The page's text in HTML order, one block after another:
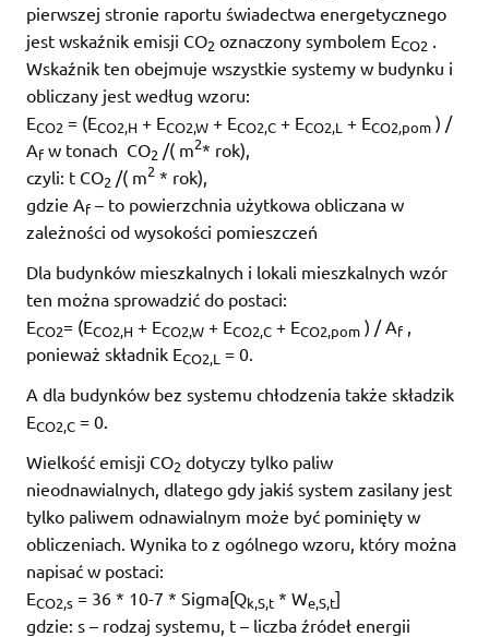
pierwszej stronie raportu świadectwa energetycznego
jest wskaźnik emisji CO2 oznaczony symbolem ECO2
Wskaźnik ten obejmuje wszystkie systemy w budynku i
obliczany jest według wzoru:
ECO2 = (ECO2,H + ECO2,W + ECO2,C + ECO2,L + ECO2,pom ) /
Af w tonach CO2 /( m2* rok),
czyli: t CO2 /( m2 * rok),
gdzie Af – to powierzchnia użytkowa obliczana w
zależności od wysokości pomieszczeń
Dla budynków mieszkalnych i lokali mieszkalnych wzór
ten można sprowadzić do postaci:
ECO2= (ECO2,H + ECO2,W + ECO2,C + ECO2,pom ) / Af
ponieważ składnik ECO2,L = 0.
A dla budynków bez systemu chłodzenia także składzik
ECO2,C = 0.
Wielkość emisji CO2 dotyczy tylko paliw
nieodnawialnych, dlatego gdy jakiś system zasilany jest
tylko paliwem odnawialnym może być pominięty w
obliczeniach. Wynika to z ogólnego wzoru, który można
napisać w postaci:
ECO2,s = 36 * 10-7 * Sigma[Qk,S,t * We,S,t]
gdzie: s – rodzaj systemu, t – liczba źródeł energii